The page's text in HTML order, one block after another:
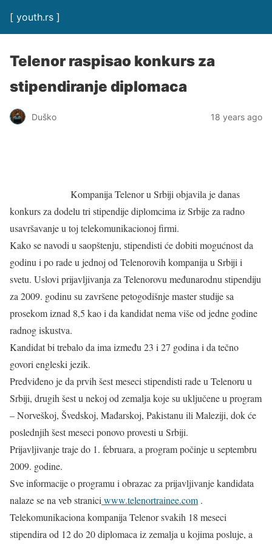
[ youth.rs ]
Telenor raspisao konkurs za
stipendiranje diplomaca
Duško 18 years ago
Kompanija Telenor u Srbiji objavila je danas
konkurs za dodelu tri stipendije diplomcima iz Srbije za radno
usavršavanje u toj telekomunikacionoj firmi.
Kako se navodi u saopštenju, stipendisti će dobiti mogućnost da
godinu i po rade u jednoj od Telenorovih kompanija u Srbiji i
svetu. Uslovi prijavljivanja za Telenorovu međunarodnu stipendiju
za 2009. godinu su završene petogodišnje master studije sa
prosekom iznad 8,5 kao i da kandidat nema više od jedne godine
radnog iskustva.
Kandidat bi trebalo da ima između 23 i 27 godina i da tečno
govori engleski jezik.
Predviđeno je da prvih šest meseci stipendisti rade u Telenoru u
Srbiji, drugih šest u nekoj od zemalja koje su uključene u program
– Norveškoj, Švedskoj, Mađarskoj, Pakistanu ili Maleziji, dok će
poslednjih šest meseci ponovo provesti u Srbiji.
Prijavljivanje traje do 1. februara, a program počinje u septembru
2009. godine.
Sve informacije o programu i obrazac za prijavljivanje kandidata
nalaze se na veb stranici www.telenortrainee.com .
Telekomunikaciona kompanija Telenor svakih 18 meseci
stipendira od 12 do 20 diplomaca iz zemalja u kojima posluje, a